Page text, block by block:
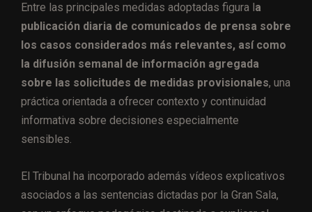
Entre las principales medidas adoptadas figura l a
publicación diaria de comunicados de prensa sobre
los casos considerados más relevantes, así como
la difusión semanal de información agregada
sobre las solicitudes de medidas provisionales, una
práctica orientada a ofrecer contexto y continuidad
informativa sobre decisiones especialmente
sensibles.
El Tribunal ha incorporado además vídeos explicativos
asociados a las sentencias dictadas por la Gran Sala,